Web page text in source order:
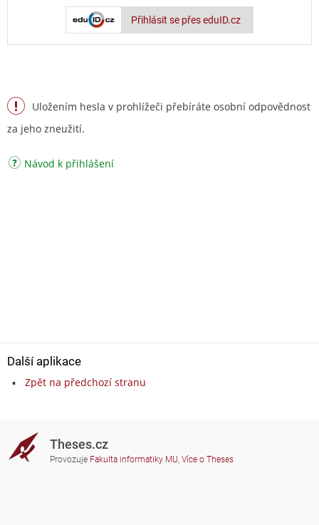
Přihlásit se přes eduID.cz
Uložením hesla v prohlížeči přebíráte osobní odpovědnost
za jeho zneužití.
Návod k přihlášení
Další aplikace
Zpět na předchozí stranu
Theses.cz
Provozuje Fakulta informatiky MU, Více o Theses